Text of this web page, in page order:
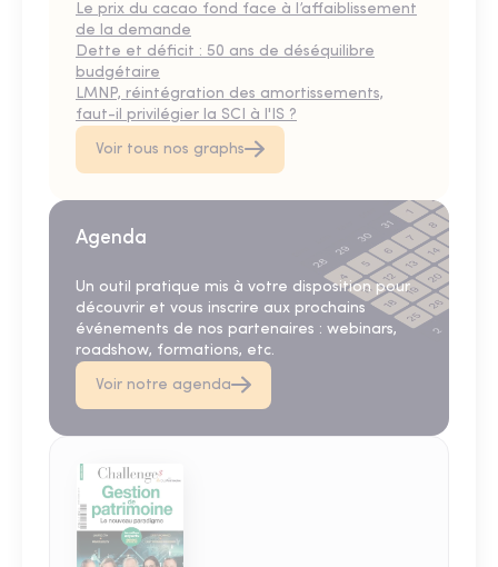
Le prix du cacao fond face à l’affaiblissement
de la demande
Dette et déficit : 50 ans de déséquilibre
budgétaire
LMNP, réintégration des amortissements,
faut-il privilégier la SCI à l'IS ?
Voir tous nos graphs
Agenda
Un outil pratique mis à votre disposition pour
découvrir et vous inscrire aux prochains
événements de nos partenaires : webinars,
roadshow, formations, etc.
Voir notre agenda